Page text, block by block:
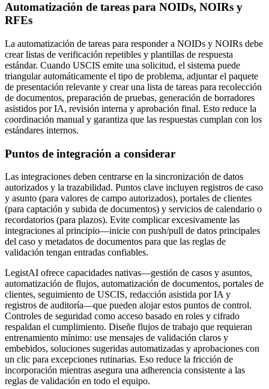
Automatización de tareas para NOIDs, NOIRs y
RFEs
La automatización de tareas para responder a NOIDs y NOIRs debe
crear listas de verificación repetibles y plantillas de respuesta
estándar. Cuando USCIS emite una solicitud, el sistema puede
triangular automáticamente el tipo de problema, adjuntar el paquete
de presentación relevante y crear una lista de tareas para recolección
de documentos, preparación de pruebas, generación de borradores
asistidos por IA, revisión interna y aprobación final. Esto reduce la
coordinación manual y garantiza que las respuestas cumplan con los
estándares internos.
Puntos de integración a considerar
Las integraciones deben centrarse en la sincronización de datos
autorizados y la trazabilidad. Puntos clave incluyen registros de caso
y asunto (para valores de campo autorizados), portales de clientes
(para captación y subida de documentos) y servicios de calendario o
recordatorios (para plazos). Evite complicar excesivamente las
integraciones al principio—inicie con push/pull de datos principales
del caso y metadatos de documentos para que las reglas de
validación tengan entradas confiables.
LegistAI ofrece capacidades nativas—gestión de casos y asuntos,
automatización de flujos, automatización de documentos, portales de
clientes, seguimiento de USCIS, redacción asistida por IA y
registros de auditoría—que pueden alojar estos puntos de control.
Controles de seguridad como acceso basado en roles y cifrado
respaldan el cumplimiento. Diseñe flujos de trabajo que requieran
entrenamiento mínimo: use mensajes de validación claros y
embebidos, soluciones sugeridas automatizadas y aprobaciones con
un clic para excepciones rutinarias. Eso reduce la fricción de
incorporación mientras asegura una adherencia consistente a las
reglas de validación en todo el equipo.